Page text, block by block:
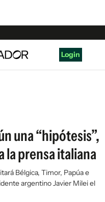
Login
una “hipótesis”,
la prensa italiana
Bélgica, Timor, Papúa e
argentino Javier Milei el